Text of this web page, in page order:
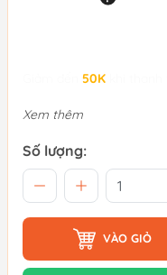
50K
Xem thêm
Số lượng:
VÀO GIỎ